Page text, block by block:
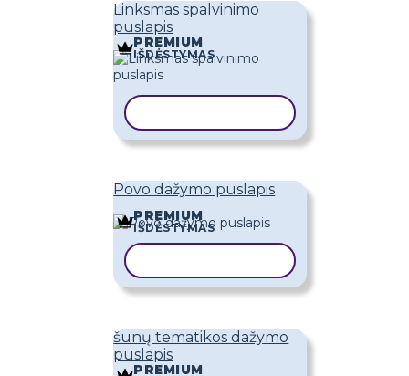
Linksmas spalvinimo
puslapis
PREMIUM
IŠDĖSTYMAS
Povo dažymo puslapis
PREMIUM
IŠDĖSTYMAS
šunų tematikos dažymo
puslapis
PREMIUM